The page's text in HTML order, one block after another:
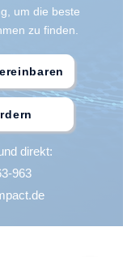
um die beste
zu finden.
direkt:
963